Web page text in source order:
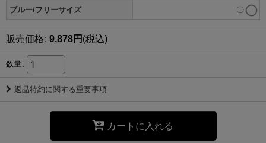
ブルー/フリーサイズ 〇
販売価格: 9,878円 (税込)
数量:
返品特約に関する重要事項
カートに入れる